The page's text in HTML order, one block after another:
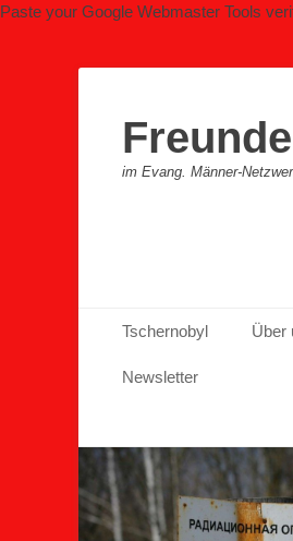
Paste your Google Webmaster Tools
im Evang. Männer-
Primäres Menü
Inhalt
springen
Tschernobyl Über
Newsletter